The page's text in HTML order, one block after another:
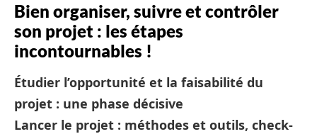
Bien organiser, suivre et contrôler
son projet : les étapes
incontournables !
Étudier l’opportunité et la faisabilité du
projet : une phase décisive
Lancer le projet : méthodes et outils, check-